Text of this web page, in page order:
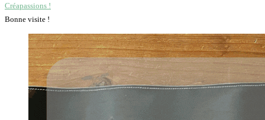
Créapassions !
Bonne visite !